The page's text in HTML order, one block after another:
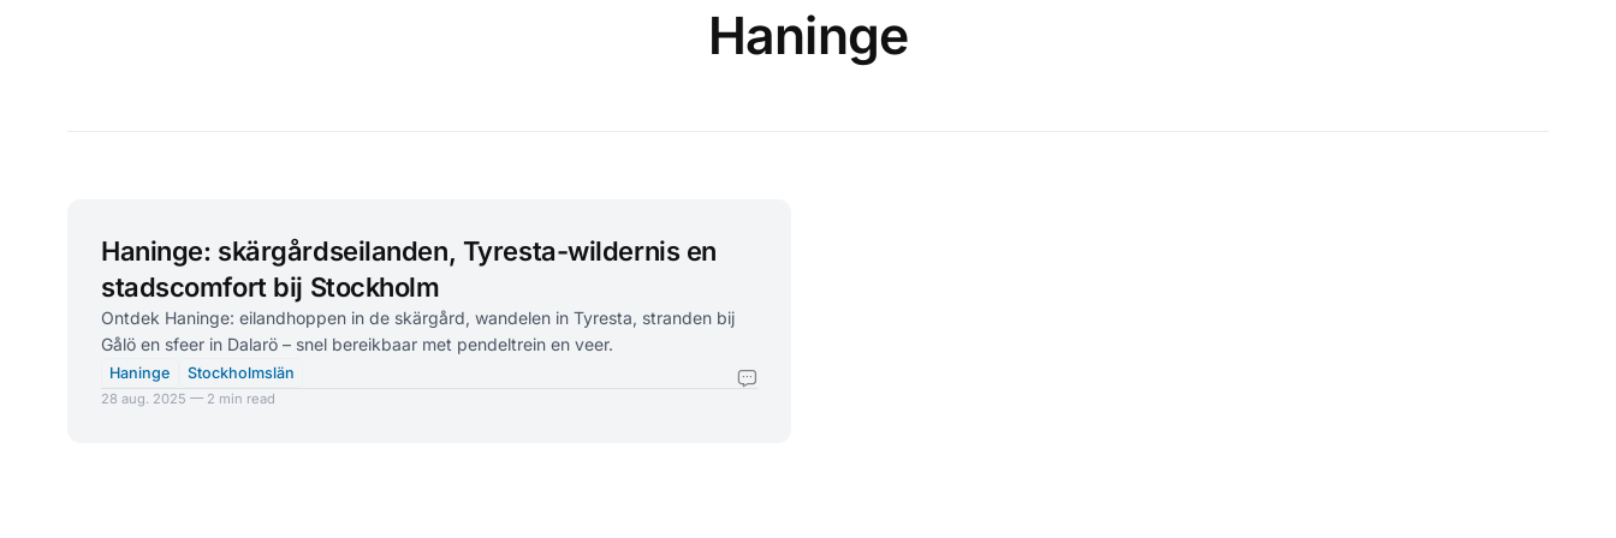
Haninge
Haninge: skärgårdseilanden, Tyresta-wildernis en
stadscomfort bij Stockholm
Ontdek Haninge: eilandhoppen in de skärgård, wandelen in Tyresta, stranden bij
Gålö en sfeer in Dalarö – snel bereikbaar met pendeltrein en veer.
Haninge Stockholmslän
28 aug. 2025 — 2 min read